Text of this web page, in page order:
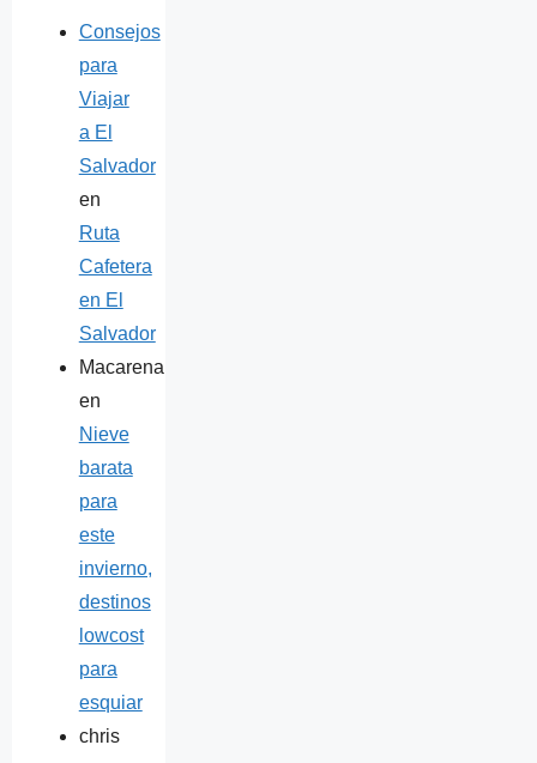
Consejos
para
Viajar
a El
Salvador
en
Ruta
Cafetera
en El
Salvador
Macarena
en
Nieve
barata
para
este
invierno,
destinos
lowcost
para
esquiar
chris